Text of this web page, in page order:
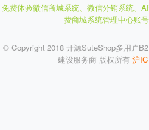
免费体验微信商城系统、微信分销系统、
费商城系统管理中心账
© Copyright 2018 开源SuteShop多用户
建设服务商 版权所有 沪